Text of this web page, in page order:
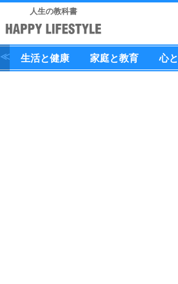
人生の教科書
生活と健康 家庭と教育 心と